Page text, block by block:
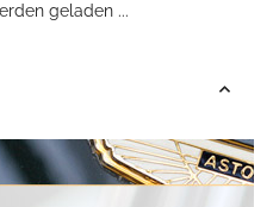
geladen ...